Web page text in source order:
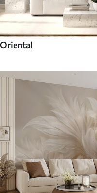
Oriental